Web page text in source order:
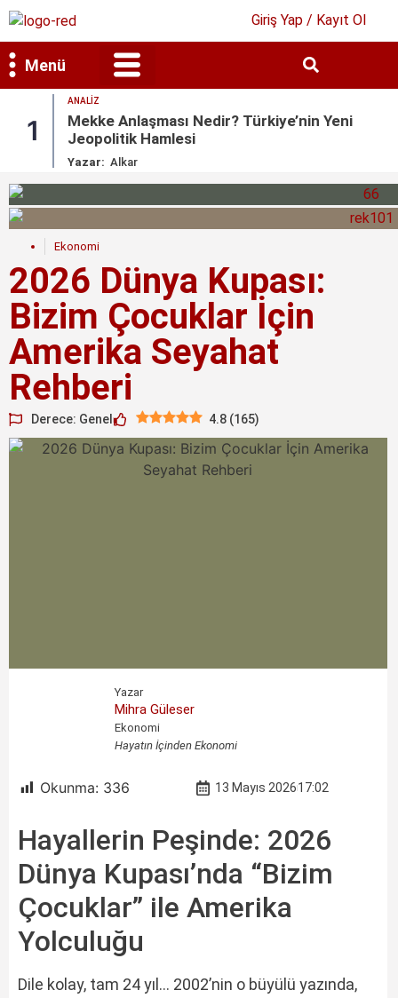
Giriş Yap / Kayıt Ol
Menü
1
ANALIZ
Mekke Anlaşması Nedir? Türkiye’nin Yeni
Jeopolitik Hamlesi
Yazar: Alkar
Ekonomi
2026 Dünya Kupası:
Bizim Çocuklar İçin
Amerika Seyahat
Rehberi
Derece: Genel 4.8 (165)
Yazar
Mihra Güleser
Ekonomi
Hayatın İçinden Ekonomi
Okunma: 336 13 Mayıs 202617:02
Hayallerin Peşinde: 2026
Dünya Kupası’nda “Bizim
Çocuklar” ile Amerika
Yolculuğu
Dile kolay, tam 24 yıl… 2002’nin o büyülü yazında,